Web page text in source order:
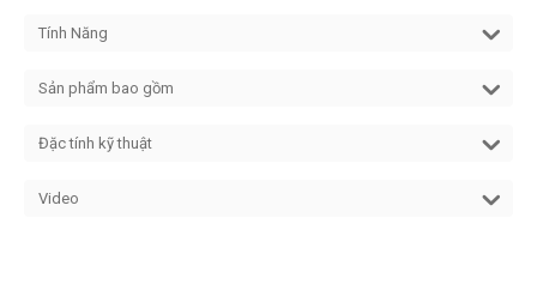
Tính Năng
Sản phẩm bao gồm
Đặc tính kỹ thuật
Video